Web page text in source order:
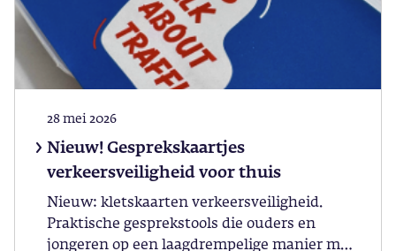
Nieuw! Gesprekskaartjes
verkeersveiligheid voor thuis
28 mei 2026
Nieuw: kletskaarten verkeersveiligheid.
Praktische gesprekstools die ouders en
jongeren op een laagdrempelige manier met